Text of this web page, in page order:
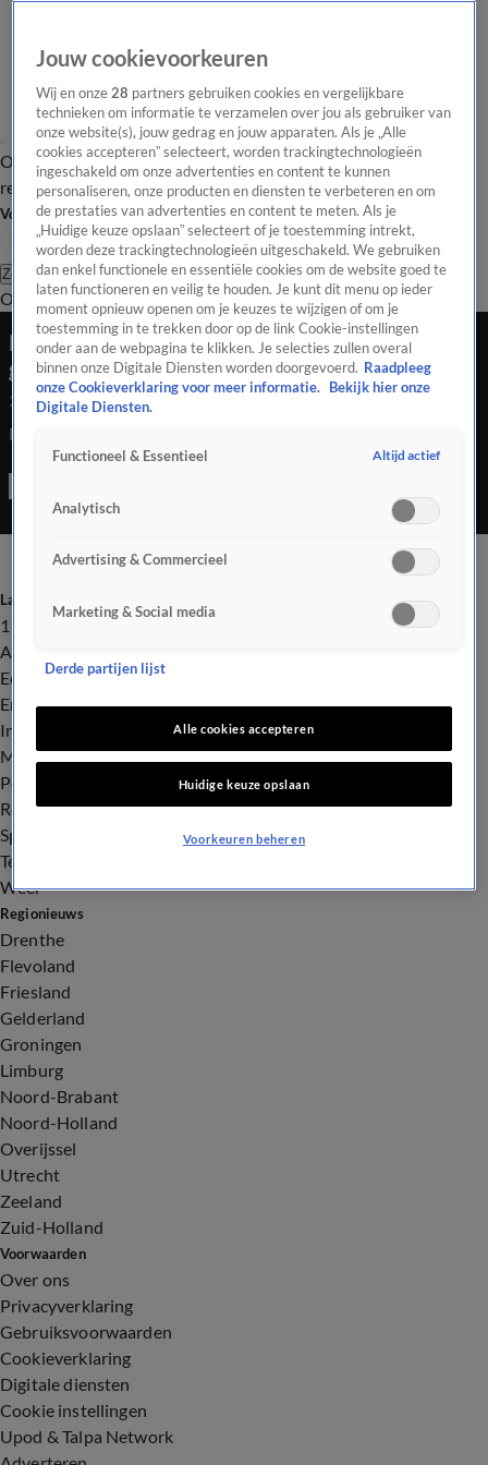
Overzicht Laatste nieuws Regionieuws Het beste van Hart
Tip de
redactie
Volg Hart van Nederland
Zoeken
OverzichtRegioUitzendingenWeerTip de redactiePanelVideo's
Man tijdens ruzie van kademuur in Den Bosch
geduwd
21 nov 2021, 21:10
Man tijdens ruzie van kademuur in Den Bosch geduwd
Laatste nieuws
112
Advies & Tips
Economie
Entertainment
Infrastructuur
Milieu en Gezondheid
Politiek
Royalty
Sport
Tech
Weer
Regionieuws
Drenthe
Flevoland
Friesland
Gelderland
Groningen
Limburg
Noord-Brabant
Noord-Holland
Overijssel
Utrecht
Zeeland
Zuid-Holland
Voorwaarden
Over ons
Privacyverklaring
Gebruiksvoorwaarden
Cookieverklaring
Digitale diensten
Cookie instellingen
Upod & Talpa Network
Jouw cookievoorkeuren
Wij en onze28 partners gebruiken cookies en vergelijkbare
technieken om informatie te verzamelen over jou als gebruiker van
onze website(s), jouw gedrag en jouw apparaten. Als je „Alle
cookies accepteren” selecteert, worden trackingtechnologieën
ingeschakeld om onze advertenties en content te kunnen
personaliseren, onze producten en diensten te verbeteren en om
de prestaties van advertenties en content te meten. Als je
„Huidige keuze opslaan” selecteert of je toestemming intrekt,
worden deze trackingtechnologieën uitgeschakeld. We gebruiken
dan enkel functionele en essentiële cookies om de website goed te
laten functioneren en veilig te houden. Je kunt dit menu op ieder
moment opnieuw openen om je keuzes te wijzigen of om je
toestemming in te trekken door op de link Cookie-instellingen
onder aan de webpagina te klikken. Je selecties zullen overal
binnen onze Digitale Diensten worden doorgevoerd. Raadpleeg
onze Cookieverklaring voor meer informatie.
Bekijk hier onze
Digitale Diensten.
Functioneel & Essentieel Altijd actief
Analytisch
Advertising & Commercieel
Marketing & Social media
Derde partijen lijst
Alle cookies accepteren
Huidige keuze opslaan
Voorkeuren beheren